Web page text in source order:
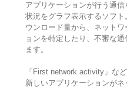
アプリケーションが行う通
状況をグラフ表示するソフ
ウンロード量から、ネット
ョンを特定したり、不審な
ます。
「First network activity」な
新しいアプリケーションが